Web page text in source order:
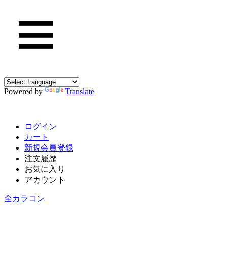
Powered by Translate
ログイン
カート
新規会員登録
注文履歴
お気に入り
アカウント
全カラコン